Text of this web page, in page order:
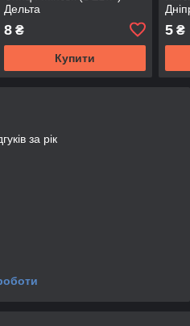
Дельта
8₴
Купити
5 ₴
за рік